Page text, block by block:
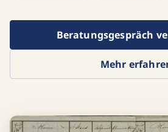
Beratungsgespräch
Mehr